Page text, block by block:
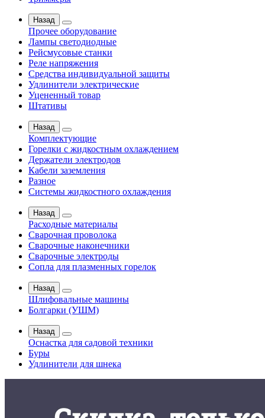
Назад
Прочее оборудование
Лампы светодиодные
Рейсмусовые станки
Реле напряжения
Средства индивидуальной защиты
Удлинители электрические
Уцененный товар
Штативы
Назад
Комплектующие
Горелки с жидкостным охлаждением
Держатели электродов
Кабели заземления
Разное
Системы жидкостного охлаждения
Назад
Расходные материалы
Сварочная проволока
Сварочные наконечники
Сварочные электроды
Сопла для плазменных горелок
Назад
Шлифовальные машины
Болгарки (УШМ)
Назад
Оснастка для садовой техники
Буры
Удлинители для шнека